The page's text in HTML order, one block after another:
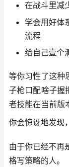
在战斗里减
学会用好体
流程
给自己壹个
等你习性了这种
子枪口配啥子握
者技能在当前
你会惊讶地发现
由于你已经不再
格写策略的人。